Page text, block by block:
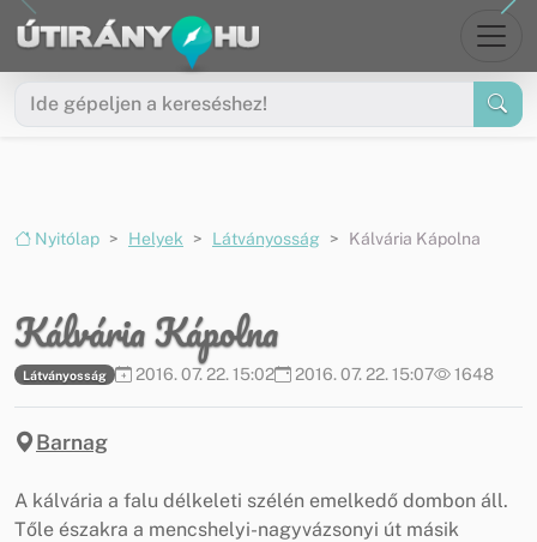
Ugrás a menüre
Ugrás a tartalomra
Nyitólap Helyek Látványosság Kálvária Kápolna
Kálvária Kápolna
Látványosság 2016. 07. 22. 15:02 2016. 07. 22. 15:07 1648
Barnag
A kálvária a falu délkeleti szélén emelkedő dombon áll.
Tőle északra a mencshelyi-nagyvázsonyi út másik